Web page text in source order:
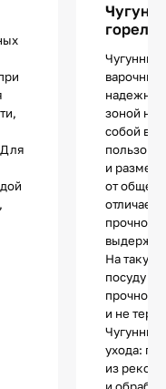
Чугунные
варочных
надежно
зоной
собой
и размер
от
На такую
посуду
и не
Чугунные
ухода:
из
и